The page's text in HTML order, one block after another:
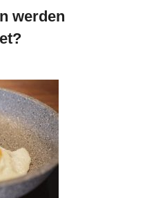
werden